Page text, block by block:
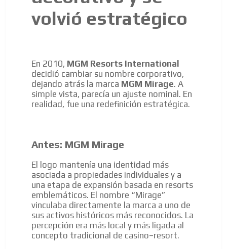
volvió estratégico
En 2010, MGM Resorts International
decidió cambiar su nombre corporativo,
dejando atrás la marca MGM Mirage. A
simple vista, parecía un ajuste nominal. En
realidad, fue una redefinición estratégica.
Antes: MGM Mirage
El logo mantenía una identidad más
asociada a propiedades individuales y a
una etapa de expansión basada en resorts
emblemáticos. El nombre “Mirage”
vinculaba directamente la marca a uno de
sus activos históricos más reconocidos. La
percepción era más local y más ligada al
concepto tradicional de casino–resort.